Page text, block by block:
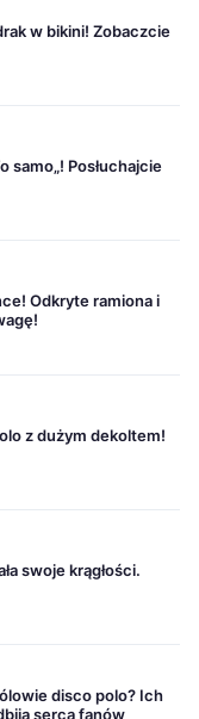
w bikini! Zobaczcie
samo„! Posłuchajcie
Odkryte ramiona i
z dużym dekoltem!
swoje krągłości.
disco polo? Ich
serca fanów